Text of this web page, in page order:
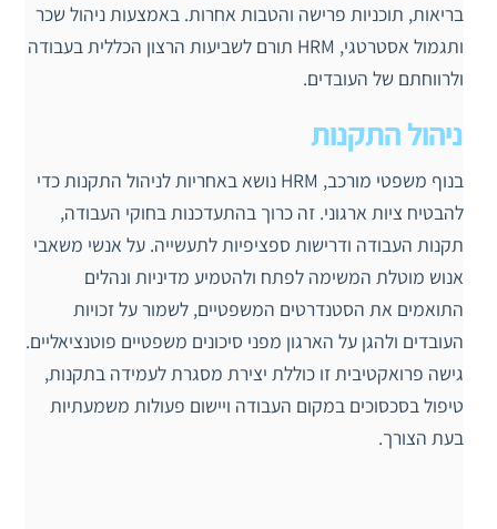
בריאות, תוכניות פרישה והטבות אחרות. באמצעות ניהול שכר
ותגמול אסטרטגי, HRM תורם לשביעות הרצון הכללית בעבודה
ולרווחתם של העובדים.
ניהול התקנות
בנוף משפטי מורכב, HRM נושא באחריות לניהול התקנות כדי
להבטיח ציות ארגוני. זה כרוך בהתעדכנות בחוקי העבודה,
תקנות העבודה ודרישות ספציפיות לתעשייה. על אנשי משאבי
אנוש מוטלת המשימה לפתח ולהטמיע מדיניות ונהלים
התואמים את הסטנדרטים המשפטיים, לשמור על זכויות
העובדים ולהגן על הארגון מפני סיכונים משפטיים פוטנציאליים.
גישה פרואקטיבית זו כוללת יצירת מסגרת לעמידה בתקנות,
טיפול בסכסוכים במקום העבודה ויישום פעולות משמעתיות
בעת הצורך.